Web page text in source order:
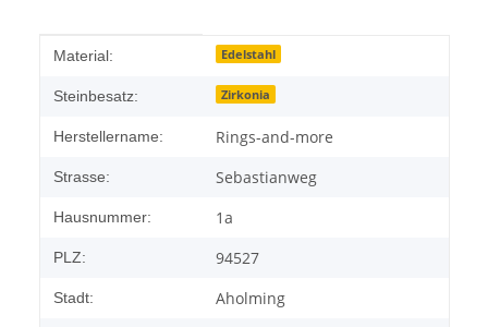
Produkteigenschaft
Wert
Material: Edelstahl
Steinbesatz: Zirkonia
Herstellername: Rings-and-more
Strasse: Sebastianweg
Hausnummer: 1a
PLZ: 94527
Stadt: Aholming